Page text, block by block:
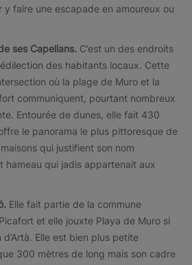
y faire une escapade en amoureux ou
ses Capellans. C’est un des endroits
des habitants locaux. Cette
où la plage de Muro et la
communiquent, pourtant nombreux
Entourée de dunes, elle fait 430
le panorama le plus pittoresque de
qui justifient son nom
hameau qui jadis appartenait aux
Elle fait partie de la commune
et elle jouxte Playa de Muro si
d’Artà. Elle est bien plus petite
300 mètres de long mais son cadre